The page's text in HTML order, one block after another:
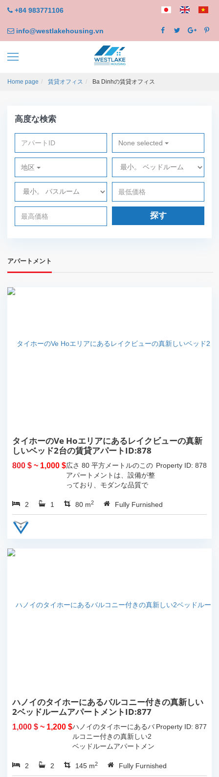
+84 983771106
info@westlakehousing.vn
Home page 賃貸オフィス Ba Dinhの賃貸オフィス
高度な検索
None selected
地区
探す
アパートメント
タイホーのVe Hoエリアにあるレイクビューの真新
しいベッド2台の賃貸アパートID:878
800 $ ~ 1,000 $ Property ID: 878
広さ 80 平方メートルのこの
アパートメントは、設備が整
っており、モダンな品質で
2
1 80 m2 Fully Furnished
ハノイのタイホーにあるバルコニー付きの真新しい
2ベッドルームアパートメントID:877
1,000 $ ~ 1,200 $ Property ID: 877
ハノイのタイホーにあるバ
ルコニー付きの真新しい2
ベッドルームアパートメン
は 145...
2 2 145 m2 Fully Furnished